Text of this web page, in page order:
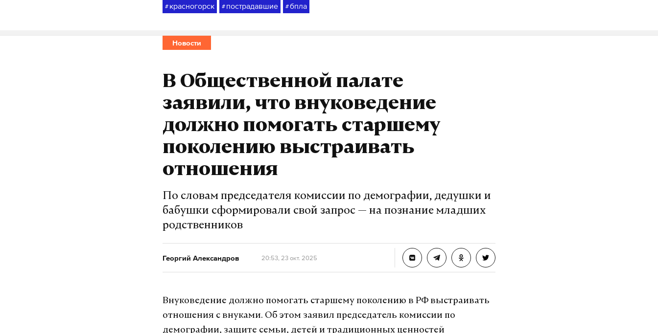
# красногорск # пострадавшие #бпла
Новости
В Общественной палате
заявили, что внуковедение
должно помогать старшему
поколению выстраивать
отношения
По словам председателя комиссии по демографии, дедушки и
бабушки сформировали свой запрос — на познание младших
родственников
Георгий Александров 20:53, 23 окт. 2025
Внуковедение должно помогать старшему поколению в РФ выстраивать
отношения с внуками. Об этом заявил председатель комиссии по
демографии, защите семьи, детей и традиционных ценностей